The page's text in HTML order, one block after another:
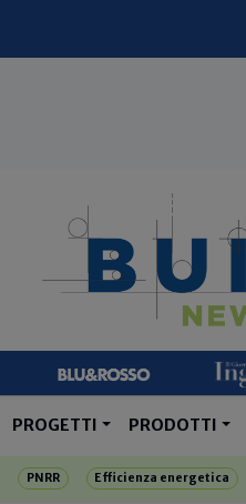
PROGETTI PRODOTTI
PNRR Efficienza energetica